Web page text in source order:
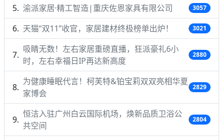
渝派家居·精工智造|重庆佐恩家具有限公司 3057
天猫“双11”收官，家居建材终极榜单出炉！ 3021
吸睛无数！左右家居重磅直播，狂派豪礼6小
时，左右幸福日IP再达新高度
2880
为健康睡眠代言！柯芙特&铂宝莉双双亮相华夏
家博会
2829
恒洁入驻广州白云国际机场，焕新品质卫浴公
共空间
2804